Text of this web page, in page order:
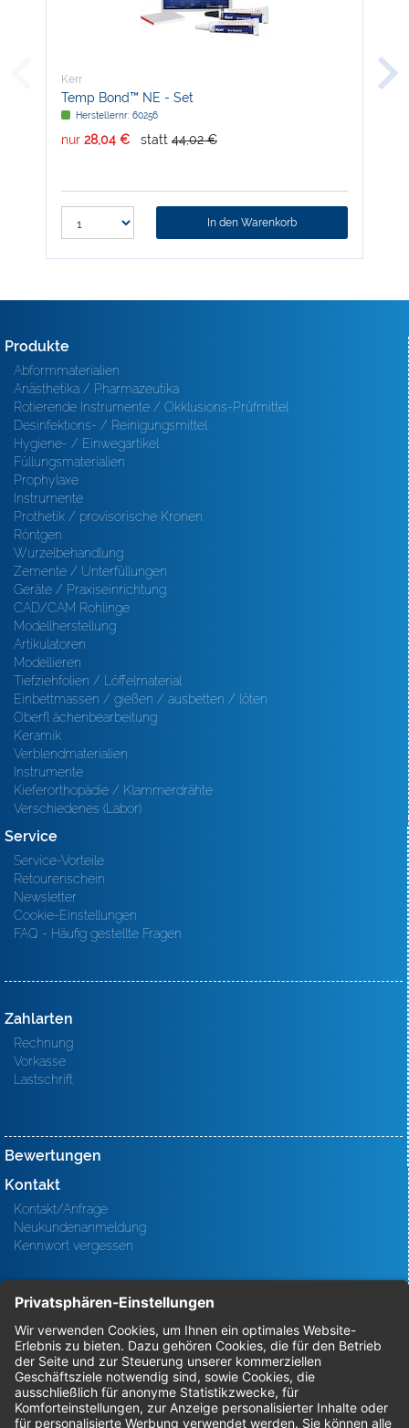
Kerr
Temp Bond™ NE - Set
Herstellernr: 60256
nur 28,04 € statt 44,02 €
In den Warenkorb
Kerr
Produkte
Abformmaterialien
Anästhetika / Pharmazeutika
Rotierende Instrumente / Okklusions-Prüfmittel
Desinfektions- / Reinigungsmittel
Hygiene- / Einwegartikel
Füllungsmaterialien
Prophylaxe
Instrumente
Prothetik / provisorische Kronen
Röntgen
Wurzelbehandlung
Zemente / Unterfüllungen
Geräte / Praxiseinrichtung
CAD/CAM Rohlinge
Modellherstellung
Artikulatoren
Modellieren
Tiefziehfolien / Löffelmaterial
Einbettmassen / gießen / ausbetten / löten
Oberfl ächenbearbeitung
Keramik
Verblendmaterialien
Instrumente
Kieferorthopädie / Klammerdrähte
Verschiedenes (Labor)
Service
Service-Vorteile
Retourenschein
Newsletter
Cookie-Einstellungen
FAQ - Häufig gestellte Fragen
Zahlarten
Rechnung
Vorkasse
Lastschrift
Bewertungen
Kontakt
Kontakt/Anfrage
Neukundenanmeldung
Kennwort vergessen
Bestellungen
Sendung verfolgen